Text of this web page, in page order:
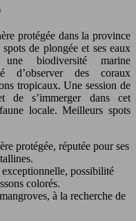
protégée dans la province
de plongée et ses eaux
biodiversité marine
d’observer des coraux
tropicaux. Une session de
de s’immerger dans cet
locale. Meilleurs spots
protégée, réputée pour ses
possibilité
colorés.
à la recherche de